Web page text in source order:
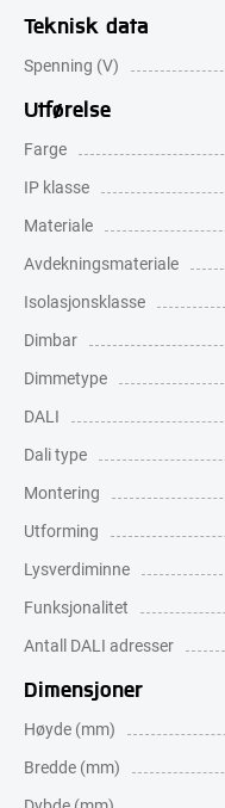
Teknisk data
Spenning (V)
Utførelse
Farge
IP klasse
Materiale
Avdekningsmateriale
Isolasjonsklasse
Dimbar
Dimmetype
DALI
Dali type
Montering
Utforming
Lysverdiminne
Funksjonalitet
Antall DALI adresser
Dimensjoner
Høyde (mm)
Bredde (mm)